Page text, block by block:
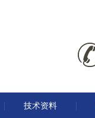
技术资料